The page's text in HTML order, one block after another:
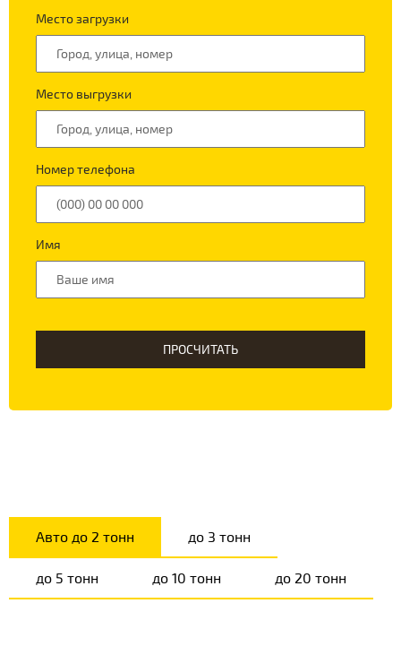
Место загрузки
Место выгрузки
Номер телефона
Имя
ПРОСЧИТАТЬ
Авто до 2 тонн до 3 тонн
до 5 тонн до 10 тонн до 20 тонн